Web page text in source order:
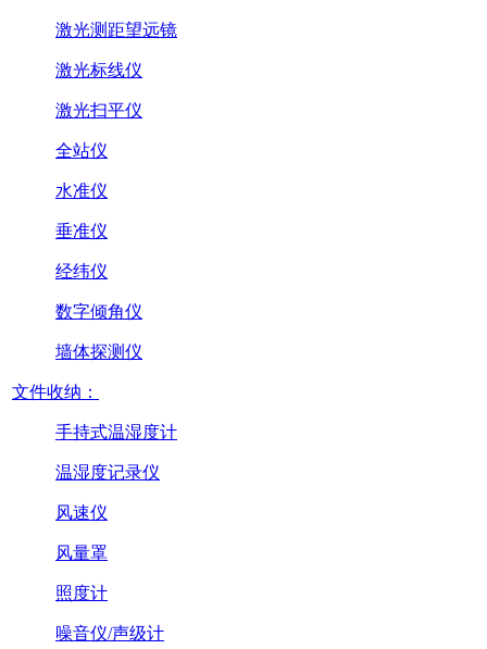
激光测距望远镜
激光标线仪
激光扫平仪
全站仪
水准仪
垂准仪
经纬仪
数字倾角仪
墙体探测仪
文件收纳：
手持式温湿度计
温湿度记录仪
风速仪
风量罩
照度计
噪音仪/声级计